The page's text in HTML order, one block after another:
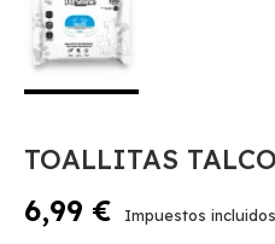
TOALLITAS
6,99 € Impuestos incluidos